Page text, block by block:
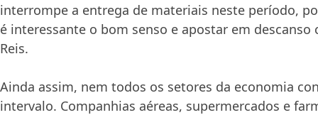
interrompe a entrega de materiais neste período,
é interessante o bom senso e apostar em descanso
Reis.
Ainda assim, nem todos os setores da economia
intervalo. Companhias aéreas, supermercados e